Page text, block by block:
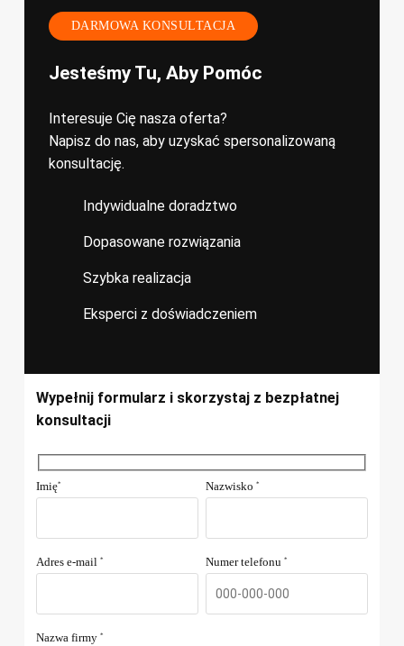
DARMOWA KONSULTACJA
Jesteśmy Tu, Aby Pomóc
Interesuje Cię nasza oferta?
Napisz do nas, aby uzyskać spersonalizowaną
konsultację.
Indywidualne doradztwo
Dopasowane rozwiązania
Szybka realizacja
Eksperci z doświadczeniem
Wypełnij formularz i skorzystaj z bezpłatnej
konsultacji
Imię* Nazwisko *
Adres e-mail* Numer telefonu *
Nazwa firmy*